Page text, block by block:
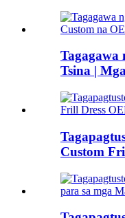
Tagagawa
Tsina |
Custom